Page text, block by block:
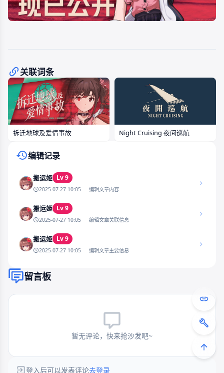
关联词条
拆迁地球及爱情事故 Night Cruising 夜间巡航
编辑记录
搬运姬 Lv 9
2025-07-27 10:05 编辑文章内容
搬运姬 Lv 9
2025-07-27 10:05 编辑文章关联信息
搬运姬 Lv 9
2025-07-27 10:05 编辑文章主要信息
留言板
暂无评论，快来抢沙发吧~
登入后可以发表评论去登录